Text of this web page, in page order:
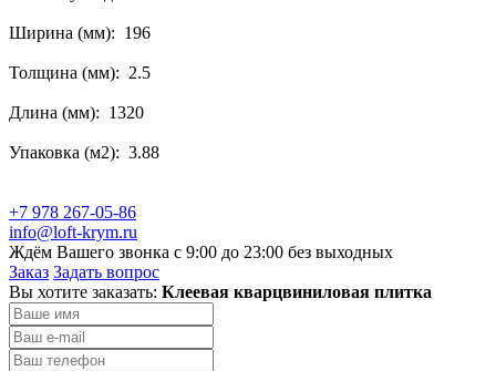
Ширина (мм): 196
Толщина (мм): 2.5
Длина (мм): 1320
Упаковка (м2): 3.88
+7 978 267-05-86
info@loft-krym.ru
Ждём Вашего звонка с 9:00 до 23:00 без выходных
Заказ Задать вопрос
Вы хотите заказать: Клеевая кварцвиниловая плитка